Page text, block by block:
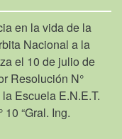
en la vida de la
Nacional a la
el 10 de julio de
Resolución N°
Escuela E.N.E.T.
“Gral. Ing.